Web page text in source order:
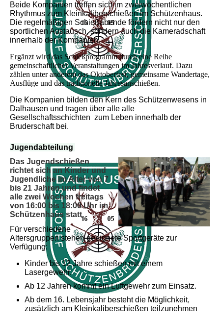
Beide Kompanien treffen sich im zweiwöchentlichen
Rhythmus zum Kleinkaliberschießen im Schützenhaus.
Die regelmäßigen Schießabende fördern nicht nur den
sportlichen Austausch, sondern auch die Kameradschaft
innerhalb der Kompanien.
Ergänzt wird das Schießprogramm durch eine Reihe
gemeinschaftlicher Veranstaltungen im Jahresverlauf. Dazu
zählen unter anderemdas Oktoberfest, gemeinsame Wandertage,
Ausflüge und das traditionelle Jahresanschießen.
Die Kompanien bilden den Kern des Schützenwesens in
Dalhausen und tragen über alle alle
Gesellschaftsschichten zum Leben innerhalb der
Bruderschaft bei.
Jugendabteilung
Das Jugendschießen
richtet sich an Kinder und
Jugendliche im Alter von 7
bis 21 Jahren und findet
alle zwei Wochen freitags
von 16:00 bis 18:00 Uhr im
Schützenhaus statt.
Für verschiedene
Altersgruppen stehen geeignete Sportgeräte zur
Verfügung:
Kinder bis 12 Jahre schießen mit einem
Lasergewehr.
Ab 12 Jahren kommt ein Luftgewehr zum Einsatz.
Ab dem 16. Lebensjahr besteht die Möglichkeit,
zusätzlich am Kleinkaliberschießen teilzunehmen